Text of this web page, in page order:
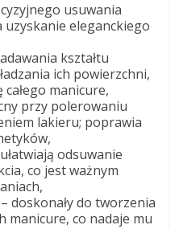
usuwania
eleganckiego
kształtu
ich powierzchni,
całego manicure,
przy polerowaniu
lakieru; poprawia
odsuwanie
co jest ważnym
– doskonały do tworzenia
manicure, co nadaje mu